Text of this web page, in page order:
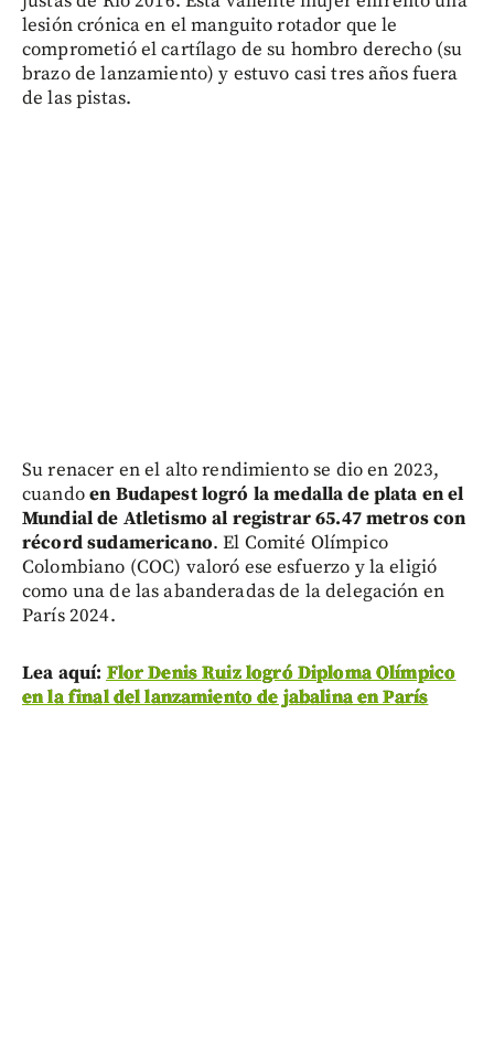
lesión crónica en el manguito rotador que le
comprometió el cartílago de su hombro derecho (su
brazo de lanzamiento) y estuvo casi tres años fuera
de las pistas.
Su renacer en el alto rendimiento se dio en 2023,
cuandoen Budapest logró la medalla de plata en el
Mundial de Atletismo al registrar 65.47 metros con
récord sudamericano. El Comité Olímpico
Colombiano (COC) valoró ese esfuerzo y la eligió
como una de las abanderadas de la delegación en
París 2024.
Lea aquí: Flor Denis Ruiz logró Diploma Olímpico
en la final del lanzamiento de jabalina en París